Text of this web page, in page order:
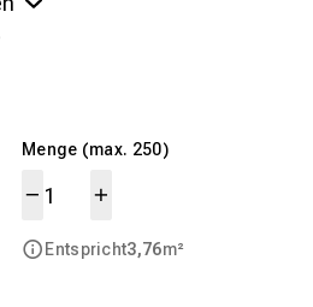
Menge (max. 250)
Entspricht3,76m²